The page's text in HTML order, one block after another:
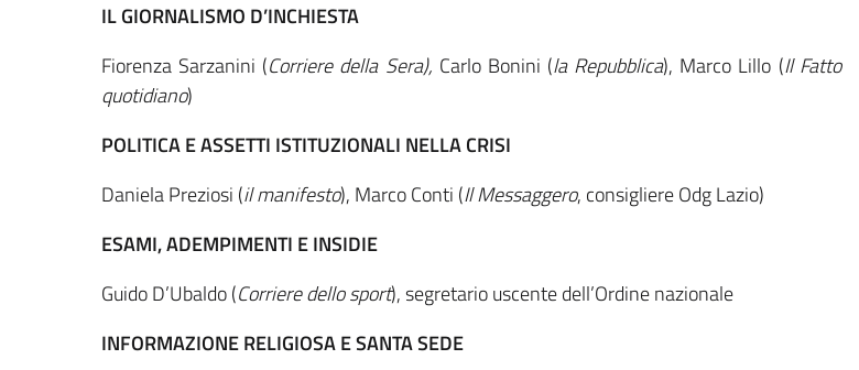
IL GIORNALISMO D’INCHIESTA
Fiorenza Sarzanini (Corriere della Sera), Carlo Bonini (la Repubblica), Marco Lillo (Il Fatto
quotidiano)
POLITICA E ASSETTI ISTITUZIONALI NELLA CRISI
Daniela Preziosi (il manifesto), Marco Conti (Il Messaggero, consigliere Odg Lazio)
ESAMI, ADEMPIMENTI E INSIDIE
Guido D’Ubaldo (Corriere dello sport), segretario uscente dell’Ordine nazionale
INFORMAZIONE RELIGIOSA E SANTA SEDE